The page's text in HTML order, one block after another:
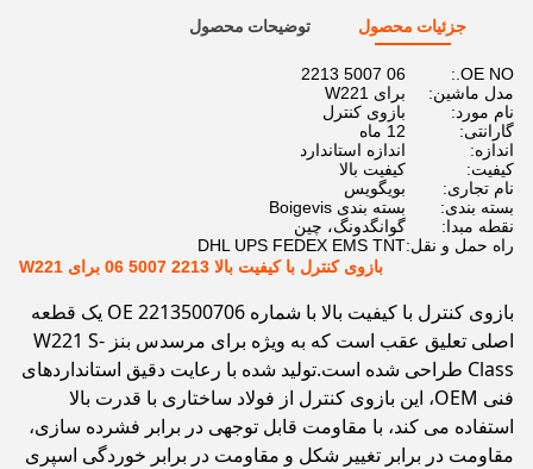
جزئیات محصول توضیحات محصول
OE NO.:
06 5007 2213
مدل ماشین:
برای W221
نام مورد:
بازوی کنترل
گارانتی:
12 ماه
اندازه:
اندازه استاندارد
کیفیت:
کیفیت بالا
نام تجاری:
بویگویس
بسته بندی:
بسته بندی Boigevis
نقطه مبدا:
گوانگدونگ، چین
راه حمل و نقل:DHL UPS FEDEX EMS TNT
بازوی کنترل با کیفیت بالا 2213 5007 06 برای W221
بازوی کنترل با کیفیت بالا با شماره OE 2213500706 یک قطعه
اصلی تعلیق عقب است که به ویژه برای مرسدس بنز W221 S-
Class طراحی شده است.تولید شده با رعایت دقیق استانداردهای
فنی OEM، این بازوی کنترل از فولاد ساختاری با قدرت بالا
استفاده می کند، با مقاومت قابل توجهی در برابر فشرده سازی،
مقاومت در برابر تغییر شکل و مقاومت در برابر خوردگی اسپری